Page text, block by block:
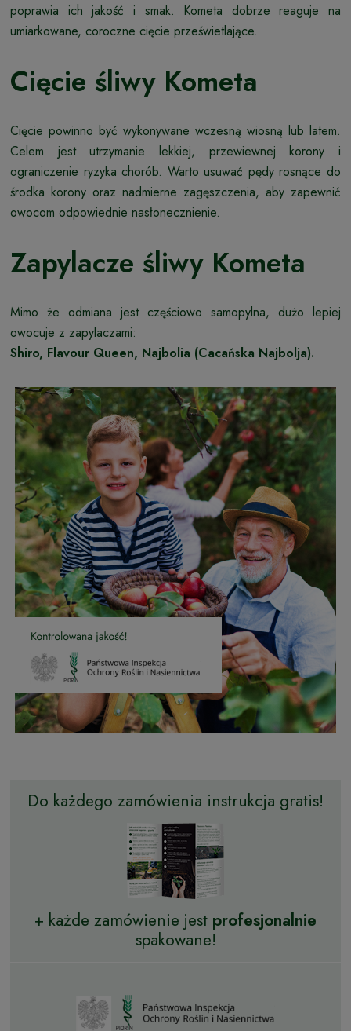
poprawia ich jakość i smak. Kometa dobrze reaguje na
umiarkowane, coroczne cięcie prześwietlające.
Cięcie śliwy Kometa
Cięcie powinno być wykonywane wczesną wiosną lub latem.
Celem jest utrzymanie lekkiej, przewiewnej korony i
ograniczenie ryzyka chorób. Warto usuwać pędy rosnące do
środka korony oraz nadmierne zagęszczenia, aby zapewnić
owocom odpowiednie nasłonecznienie.
Zapylacze śliwy Kometa
Mimo że odmiana jest częściowo samopylna, dużo lepiej
owocuje z zapylaczami:
Shiro, Flavour Queen, Najbolia (Cacańska Najbolja).
Do każdego zamówienia instrukcja gratis!
+ każde zamówienie jest profesjonalnie
spakowane!